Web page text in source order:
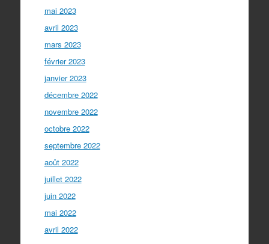
mai 2023
avril 2023
mars 2023
février 2023
janvier 2023
décembre 2022
novembre 2022
octobre 2022
septembre 2022
août 2022
juillet 2022
juin 2022
mai 2022
avril 2022